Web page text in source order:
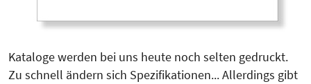
Kataloge werden bei uns heute noch selten gedruckt.
Zu schnell ändern sich Spezifikationen... Allerdings gibt